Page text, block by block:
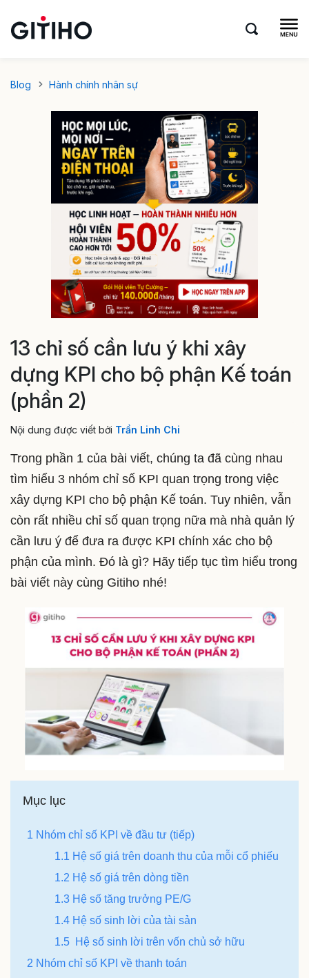
Blog Hành chính nhân sự
13 chỉ số cần lưu ý khi xây
dựng KPI cho bộ phận Kế toán
(phần 2)
Nội dung được viết bởi Trần Linh Chi
Trong phần 1 của bài viết, chúng ta đã cùng nhau
tìm hiểu 3 nhóm chỉ số KPI quan trọng trong việc
xây dựng KPI cho bộ phận Kế toán. Tuy nhiên, vẫn
còn rất nhiều chỉ số quan trọng nữa mà nhà quản lý
cần lưu ý để đưa ra được KPI chính xác cho bộ
phận của mình. Đó là gì? Hãy tiếp tục tìm hiểu trong
bài viết này cùng Gitiho nhé!
Mục lục
1 Nhóm chỉ số KPI về đầu tư (tiếp)
1.1 Hệ số giá trên doanh thu của mỗi cổ phiếu
1.2 Hệ số giá trên dòng tiền
1.3 Hệ số tăng trưởng PE/G
1.4 Hệ số sinh lời của tài sản
1.5 Hệ số sinh lời trên vốn chủ sở hữu
2 Nhóm chỉ số KPI về thanh toán